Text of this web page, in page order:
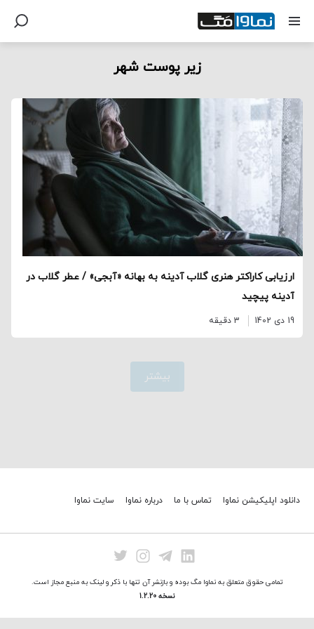
زیر پوست شهر
ارزیابی کاراکتر هنری گلاب آدینه به بهانه «آبجی» / عطر گلاب در
آدینه پیچید
19 دی 1402 3 دقیقه
بیشتر
دانلود اپلیکیشن نماوا تماس با ما درباره نماوا سایت نماوا
تمامی حقوق متعلق به نماوا مگ بوده و بازنشر آن تنها با ذکر و لینک به منبع مجاز است.
نسخه 1.2.20